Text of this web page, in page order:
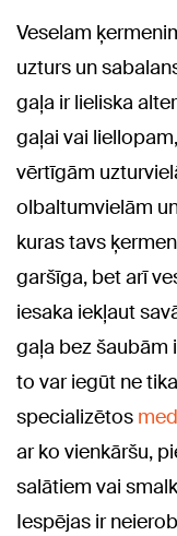
Veselam
uzturs un
gaļa ir lieliska
gaļai vai
vērtīgām
olbaltumvielām
kuras tavs
garšīga, bet arī
iesaka iekļaut
gaļa bez šaubām
to var iegūt ne
specializētos
ar ko vienkāršu,
salātiem vai
Iespējas ir